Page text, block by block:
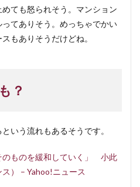
ても怒られそう。マンション
てありそう。めっちゃでかい
もありそうだけどね。
？
いう流れもあるそうです。
のものを緩和していく」 小此
） – Yahoo!ニュース